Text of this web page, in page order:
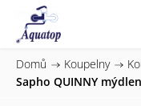
Domů / Koupelny /
Sapho QUINNY